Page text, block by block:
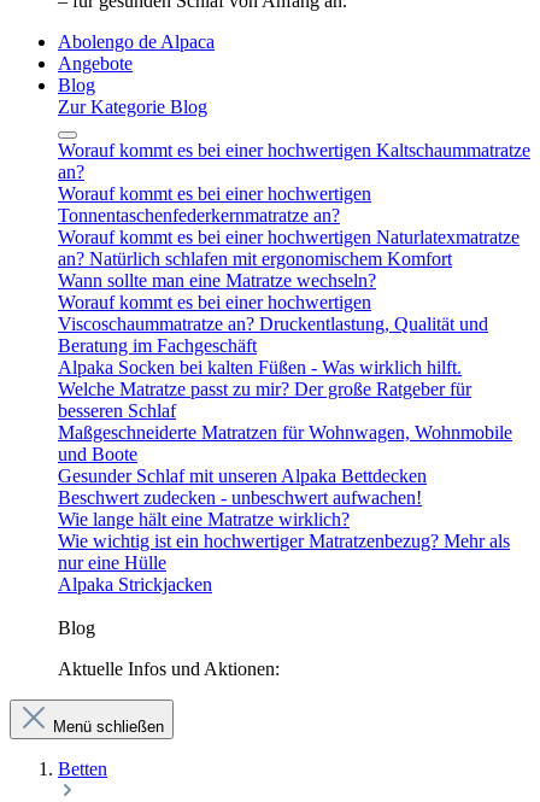
Abolengo de Alpaca
Angebote
Blog
Zur Kategorie Blog
Worauf kommt es bei einer hochwertigen Kaltschaummatratze
an?
Worauf kommt es bei einer hochwertigen
Tonnentaschenfederkernmatratze an?
Worauf kommt es bei einer hochwertigen Naturlatexmatratze
an? Natürlich schlafen mit ergonomischem Komfort
Wann sollte man eine Matratze wechseln?
Worauf kommt es bei einer hochwertigen
Viscoschaummatratze an? Druckentlastung, Qualität und
Beratung im Fachgeschäft
Alpaka Socken bei kalten Füßen - Was wirklich hilft.
Welche Matratze passt zu mir? Der große Ratgeber für
besseren Schlaf
Maßgeschneiderte Matratzen für Wohnwagen, Wohnmobile
und Boote
Gesunder Schlaf mit unseren Alpaka Bettdecken
Beschwert zudecken - unbeschwert aufwachen!
Wie lange hält eine Matratze wirklich?
Wie wichtig ist ein hochwertiger Matratzenbezug? Mehr als
nur eine Hülle
Alpaka Strickjacken
Blog
Aktuelle Infos und Aktionen:
Menü schließen
Betten